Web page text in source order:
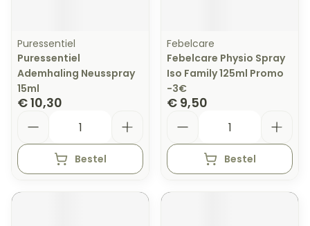
Puressentiel
Puressentiel
Ademhaling Neusspray
15ml
€ 10,30
Bestel
Febelcare
Febelcare Physio Spray
Iso Family 125ml Promo
-3€
€ 9,50
Bestel